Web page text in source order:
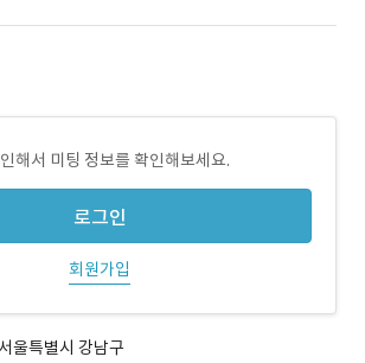
해서 미팅 정보를 확인해보세요.
로그인
회원가입
서울특별시 강남구